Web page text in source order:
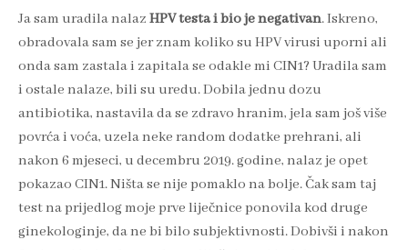
Ja sam uradila nalaz HPV testa i bio je negativan. Iskreno,
obradovala sam se jer znam koliko su HPV virusi uporni ali
onda sam zastala i zapitala se odakle mi CIN1? Uradila sam
i ostale nalaze, bili su uredu. Dobila jednu dozu
antibiotika, nastavila da se zdravo hranim, jela sam još više
povrća i voća, uzela neke random dodatke prehrani, ali
nakon 6 mjeseci, u decembru 2019. godine, nalaz je opet
pokazao CIN1. Ništa se nije pomaklo na bolje. Čak sam taj
test na prijedlog moje prve liječnice ponovila kod druge
ginekologinje, da ne bi bilo subjektivnosti. Dobivši i nakon